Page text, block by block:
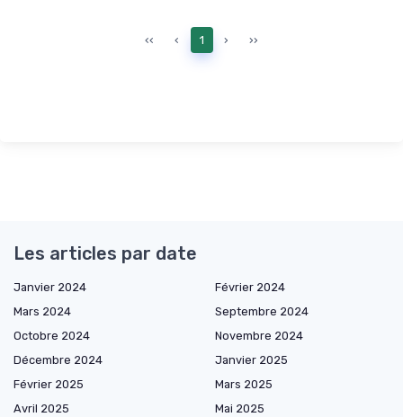
‹‹ ‹ 1 › ››
Les articles par date
Janvier 2024
Février 2024
Mars 2024
Septembre 2024
Octobre 2024
Novembre 2024
Décembre 2024
Janvier 2025
Février 2025
Mars 2025
Avril 2025
Mai 2025